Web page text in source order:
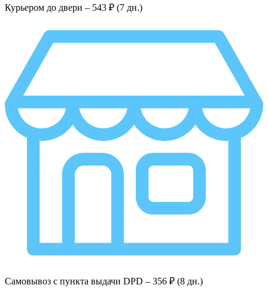
Курьером до двери – 543 ₽ (7 дн.)
Самовывоз с пункта выдачи DPD – 356 ₽ (8 дн.)